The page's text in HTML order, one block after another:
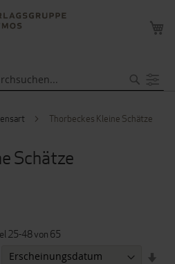
Thorbeckes Kleine Schätze
Schätze
25-48von 65